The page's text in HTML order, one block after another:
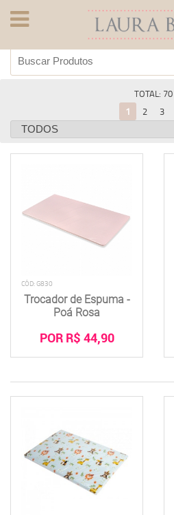
TOTAL: 70
1
2 3
CÓD: G830
Trocador de Espuma -
Poá Rosa
POR R$ 44,90